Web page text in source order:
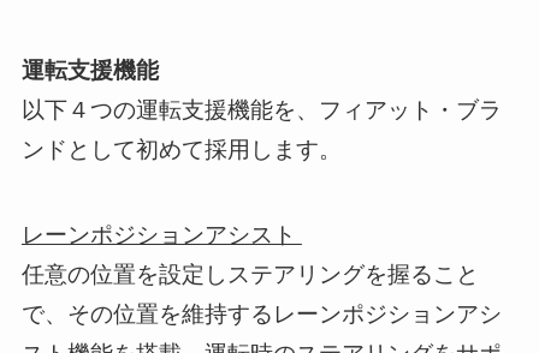
運転支援機能
以下４つの運転支援機能を、フィアット・ブラ
ンドとして初めて採用します。
レーンポジションアシスト
任意の位置を設定しステアリングを握ること
で、その位置を維持するレーンポジションアシ